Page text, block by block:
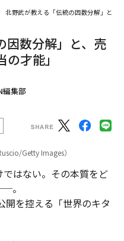
北野武が教える「伝統の因数分解」と、
因数分解」と、売
才能」
編集部
Getty Images）
はない。その本質をど
。
開を控える「世界のキタ